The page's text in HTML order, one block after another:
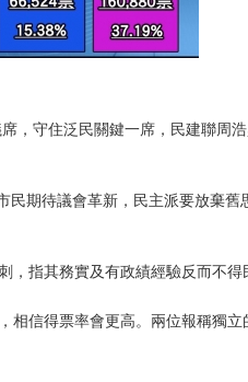
，守住泛民關鍵一席，民建聯周
期待議會革新，民主派要放棄舊
指其務實及有政績經驗反而不得
信得票率會更高。兩位報稱獨立